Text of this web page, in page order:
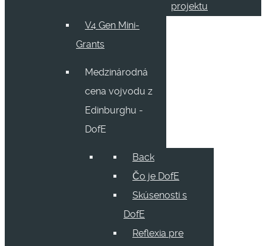
projektu
V4 Gen Mini-
Grants
Medzinárodná
cena vojvodu z
Edinburghu -
DofE
Back
Čo je DofE
Skúsenosti s
DofE
Reflexia pre